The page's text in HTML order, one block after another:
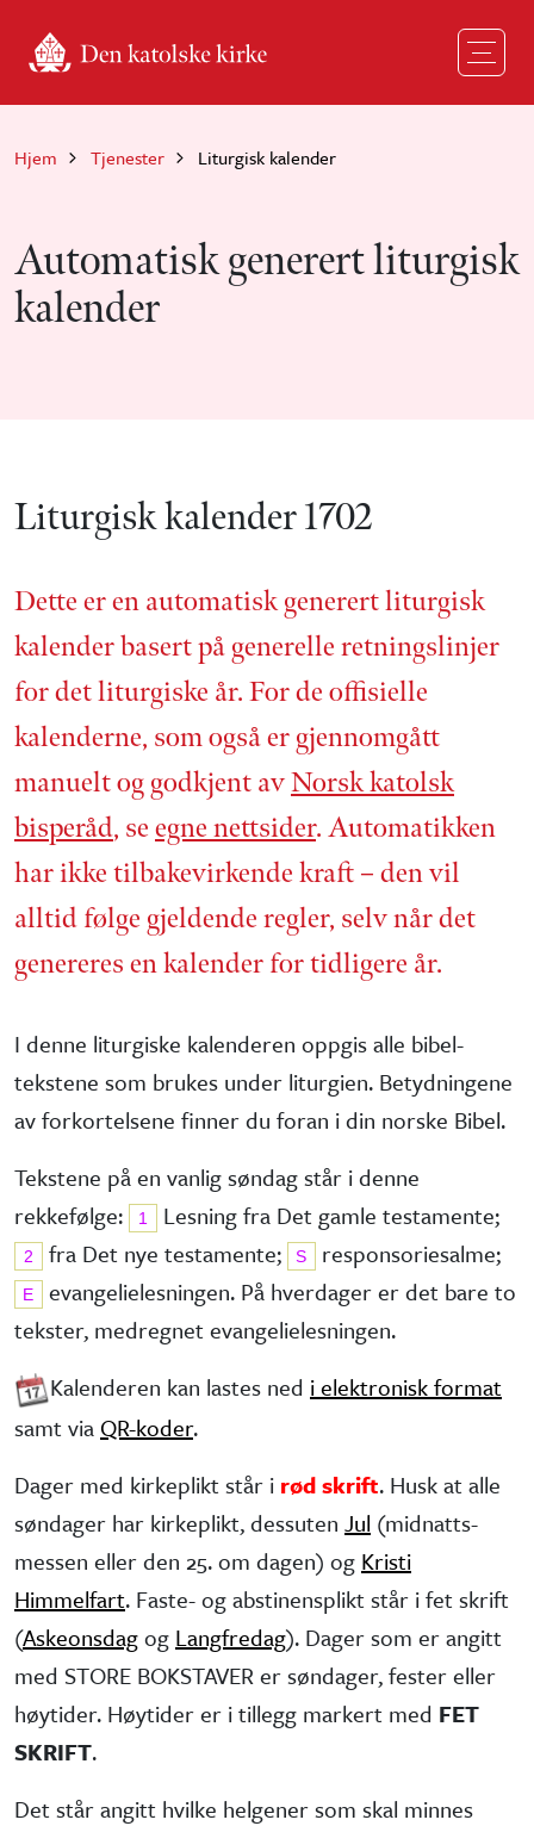
Hjem Tjenester Liturgisk kalender
Automatisk generert liturgisk
kalender
Liturgisk kalender 1702
Dette er en automatisk generert liturgisk
kalender basert på generelle retnings­linjer
for det liturgiske år. For de offisielle
kalenderne, som også er gjennom­gått
manuelt og godkjent avNorsk katolsk
bisperåd, se egne nettsider. Automatikken
har ikke tilbake­virkende kraft – den vil
alltid følge gjeldende regler, selv når det
genereres en kalender for tidligere år.
I denne liturgiske kalenderen oppgis alle bibel­
tekstene som brukes under liturgien. Betydningene
av forkortelsene finner du foran i din norske Bibel.
Tekstene på en vanlig søndag står i denne
rekkefølge:
1 Lesning fra Det gamle testa­mente;
2 fra Det nye testa­mente; S responsorie­salme;
E
evangelie­lesningen. På hverdager er det bare to
tekster, medregnet evangelielesningen.
Kalenderen kan lastes ned i elektronisk format
samt via QR-koder.
Dager med kirkeplikt står i rød skrift. Husk at alle
søndager har kirke­plikt, dessuten Jul (midnatts­
messen eller den 25. om dagen) og Kristi
Himmelfart. Faste- og abstinens­plikt står i fet skrift
(Askeonsdagog Langfredag). Dager som er angitt
med STORE BOKSTAVER er søndager, fester eller
høytider. Høytider er i tillegg markert med FET
SKRIFT.
Det står angitt hvilke helgener som skal minnes